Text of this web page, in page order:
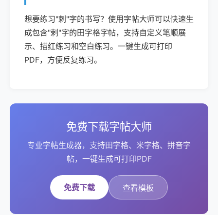
想要练习"剌"字的书写？使用字帖大师可以快速生
成包含"剌"字的田字格字帖，支持自定义笔顺展
示、描红练习和空白练习。一键生成可打印
PDF，方便反复练习。
免费下载字帖大师
专业字帖生成器，支持田字格、米字格、拼音字
帖，一键生成可打印PDF
免费下载 查看模板